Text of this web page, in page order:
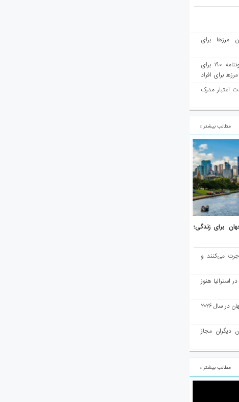
مرزها برای
هفته‌نامه مهاجرت: صدور دعوتنامه ۱۹۰ برای
برای افراد
اعتبار مدرک
مطالب بیشتر »
۱۰ شهر برتر جهان برای زندگی؛
می‌کنند و
استرالیا هنوز
ملبورن به عنوان بهترین شهر جهان در سال ۲۰۲۶
دیگران مجاز
مطالب بیشتر »